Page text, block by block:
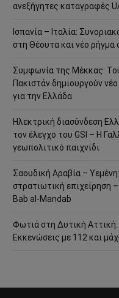
ανεξήγητες καταγραφές
Ισπανία – Ιταλία:
στη Θέουτα και νέο
Συμφωνία της Μέκκας:
Πακιστάν δημιουργούν
για την Ελλάδα
Ηλεκτρική διασύνδεση
τον έλεγχο του GSI – Η
γεωπολιτικό παιχνίδι
Σαουδική Αραβία –
στρατιωτική επιχείρηση
Bab al-Mandab
Φωτιά στη Δυτική
Εκκενώσεις με 112 και